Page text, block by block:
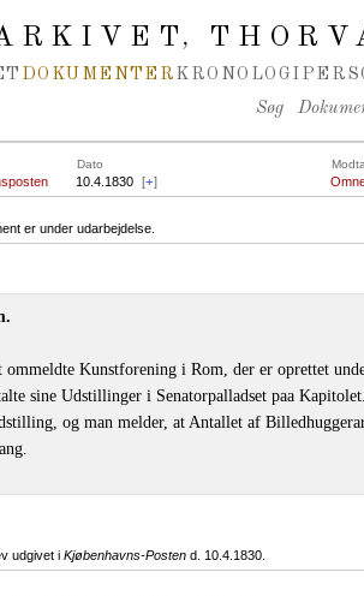
,
DOKUMENTER KRONOLOGI
Søg
Dato
10.4.1830 [+]
er under udarbejdelse.
Kunstforening i Rom, der er oprettet
sine Udstillinger i Senatorpalladset paa
og man melder, at Antallet af
udgivet i Kjøbenhavns-Posten d. 10.4.1830.